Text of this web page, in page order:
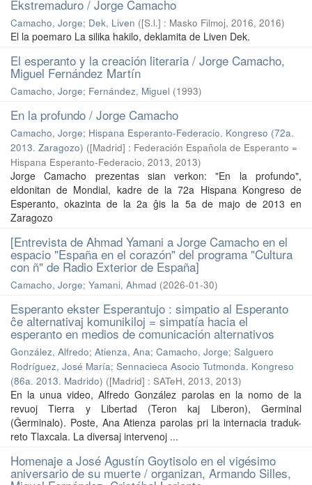
Ekstremaduro / Jorge Camacho
Camacho, Jorge; Dek, Liven ([S.l.] : Masko Filmoj, 2016, 2016)
El la poemaro La silika hakilo, deklamita de Liven Dek.
El esperanto y la creación literaria / Jorge Camacho,
Miguel Fernández Martín
Camacho, Jorge; Fernández, Miguel (1993)
En la profundo / Jorge Camacho
Camacho, Jorge; Hispana Esperanto-Federacio. Kongreso (72a.
2013. Zaragozo) ([Madrid] : Federación Española de Esperanto =
Hispana Esperanto-Federacio, 2013, 2013)
Jorge Camacho prezentas sian verkon: "En la profundo",
eldonitan de Mondial, kadre de la 72a Hispana Kongreso de
Esperanto, okazinta de la 2a ĝis la 5a de majo de 2013 en
Zaragozo
[Entrevista de Ahmad Yamani a Jorge Camacho en el
espacio "España en el corazón" del programa "Cultura
con ñ" de Radio Exterior de España]
Camacho, Jorge; Yamani, Ahmad (2026-01-30)
Esperanto ekster Esperantujo : simpatio al Esperanto
ĉe alternativaj komunikiloj = simpatía hacia el
esperanto en medios de comunicación alternativos
González, Alfredo; Atienza, Ana; Camacho, Jorge; Salguero
Rodríguez, José María; Sennacieca Asocio Tutmonda. Kongreso
(86a. 2013. Madrido) ([Madrid] : SATeH, 2013, 2013)
En la unua video, Alfredo González parolas en la nomo de la
revuoj Tierra y Libertad (Teron kaj Liberon), Germinal
(Ĝerminalo). Poste, Ana Atienza parolas pri la internacia traduk-
reto Tlaxcala. La diversaj intervenoj ...
Homenaje a José Agustín Goytisolo en el vigésimo
aniversario de su muerte / organizan, Armando Silles,